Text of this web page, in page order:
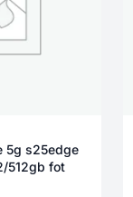
5g s25edge
512gb fot